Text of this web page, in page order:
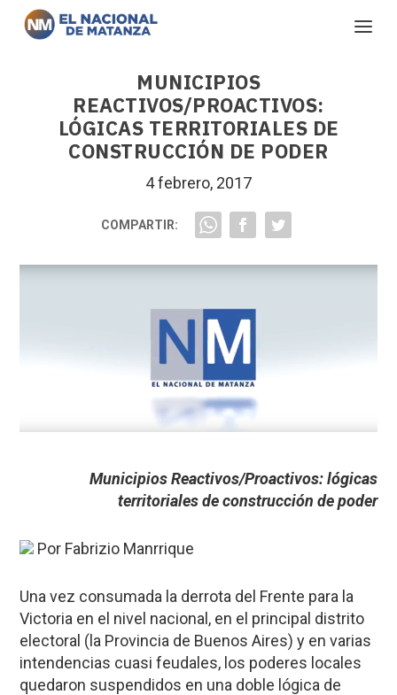
MUNICIPIOS
REACTIVOS/PROACTIVOS:
LÓGICAS TERRITORIALES DE
CONSTRUCCIÓN DE PODER
4 febrero, 2017
COMPARTIR:
Municipios Reactivos/Proactivos: lógicas
territoriales de construcción de poder
Por Fabrizio Manrrique
Una vez consumada la derrota del Frente para la
Victoria en el nivel nacional, en el principal distrito
electoral (la Provincia de Buenos Aires) y en varias
intendencias cuasi feudales, los poderes locales
quedaron suspendidos en una doble lógica de